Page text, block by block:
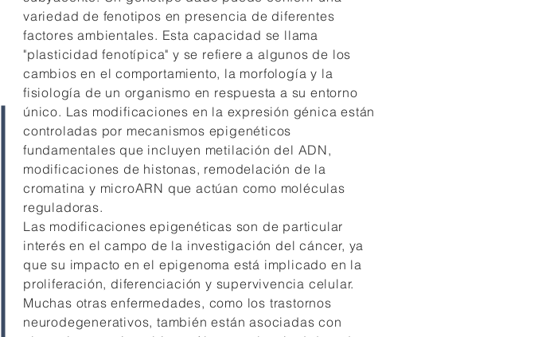
variedad de fenotipos en presencia de diferentes
factores ambientales. Esta capacidad se llama
"plasticidad fenotípica" y se refiere a algunos de los
cambios en el comportamiento, la morfología y la
fisiología de un organismo en respuesta a su entorno
único. Las modificaciones en la expresión génica están
controladas por mecanismos epigenéticos
fundamentales que incluyen metilación del ADN,
modificaciones de histonas, remodelación de la
cromatina y microARN que actúan como moléculas
reguladoras.
Las modificaciones epigenéticas son de particular
interés en el campo de la investigación del cáncer, ya
que su impacto en el epigenoma está implicado en la
proliferación, diferenciación y supervivencia celular.
Muchas otras enfermedades, como los trastornos
neurodegenerativos, también están asociadas con